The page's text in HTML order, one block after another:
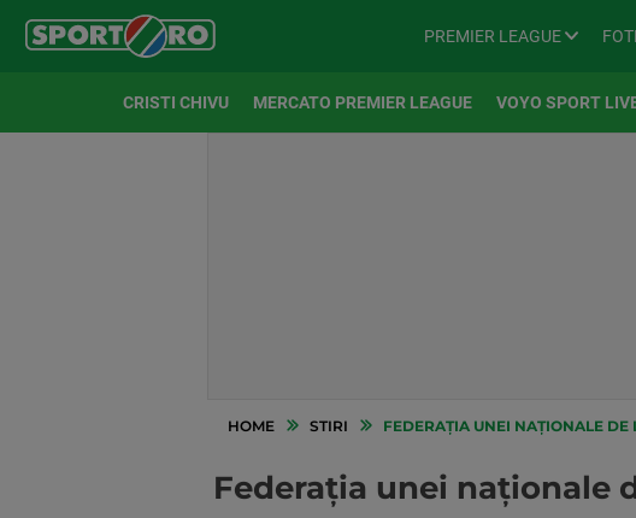
PREMIER LEAGUE
CRISTI CHIVU MERCATO PREMIER LEAGUE VOYO SPORT
HOME STIRI FEDERAȚIA UNEI NAȚIONALE
Federația unei naționale